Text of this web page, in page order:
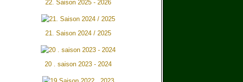
22. Saison 2025 - 2026
21. Saison 2024 / 2025
20 . saison 2023 - 2024